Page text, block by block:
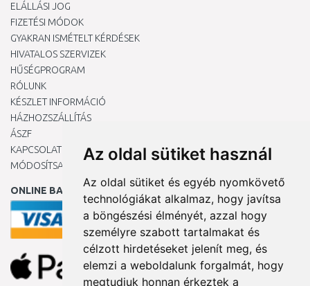
Az oldal sütiket használ
Az oldal sütiket és egyéb nyomkövető
technológiákat alkalmaz, hogy javítsa
a böngészési élményét, azzal hogy
személyre szabott tartalmakat és
célzott hirdetéseket jelenít meg, és
elemzi a weboldalunk forgalmát, hogy
megtudjuk honnan érkeztek a
ELÁLLÁSI JOG
FIZETÉSI MÓDOK
GYAKRAN ISMÉTELT KÉRDÉSEK
HIVATALOS SZERVIZEK
HŰSÉGPROGRAM
RÓLUNK
KÉSZLET INFORMÁCIÓ
HÁZHOZSZÁLLÍTÁS
ÁSZF
KAPCSOLAT
MÓDOSÍTSA A COOKIE-BEÁLLÍTÁSAIMAT
ONLINE BANKKÁRTYÁVAL